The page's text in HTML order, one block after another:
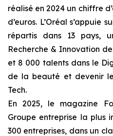
réalisé en 2024 un chiffre
d’euros. L’Oréal s’appuie
répartis dans 13 pays,
Recherche & Innovation
et 8 000 talents dans le
de la beauté et devenir
Tech.
En 2025, le magazine
Groupe entreprise la plus
300 entreprises, dans un